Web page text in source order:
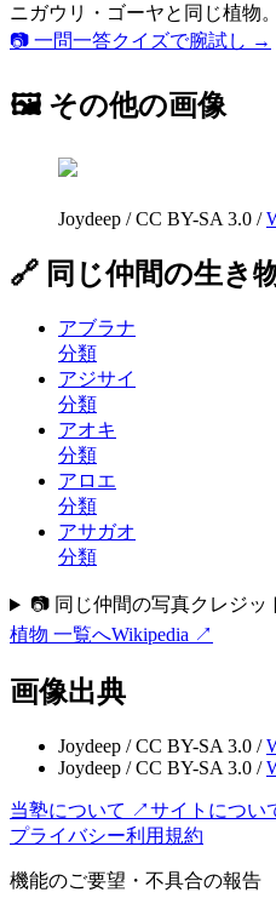
ニガウリ・ゴーヤと同じ植物。
📷 一問一答クイズで腕試し →
🖼 その他の画像
Joydeep /CC BY-SA 3.0 /
🔗 同じ仲間の生き
アブラナ
分類
アジサイ
分類
アオキ
分類
アロエ
分類
アサガオ
分類
📷 同じ仲間の写真クレジッ
植物 一覧へWikipedia ↗
画像出典
Joydeep /CC BY-SA 3.0 /
Joydeep /CC BY-SA 3.0 /
当塾について ↗サイトについ
プライバシー利用規約
機能のご要望・不具合の報告